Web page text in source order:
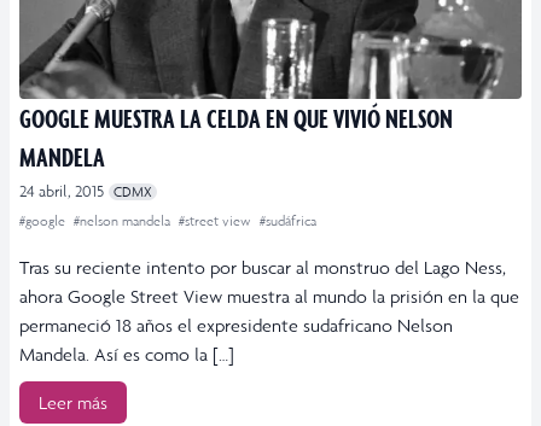
GOOGLE MUESTRA LA CELDA EN QUE VIVIÓ NELSON
MANDELA
24 abril, 2015 CDMX
#google #nelson mandela #street view #sudáfrica
Tras su reciente intento por buscar al monstruo del Lago Ness,
ahora Google Street View muestra al mundo la prisión en la que
permaneció 18 años el expresidente sudafricano Nelson
Mandela. Así es como la […]
Leer más